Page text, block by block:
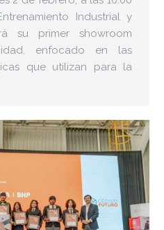
Industrial y
su primer showroom
enfocado en las
que utilizan para la